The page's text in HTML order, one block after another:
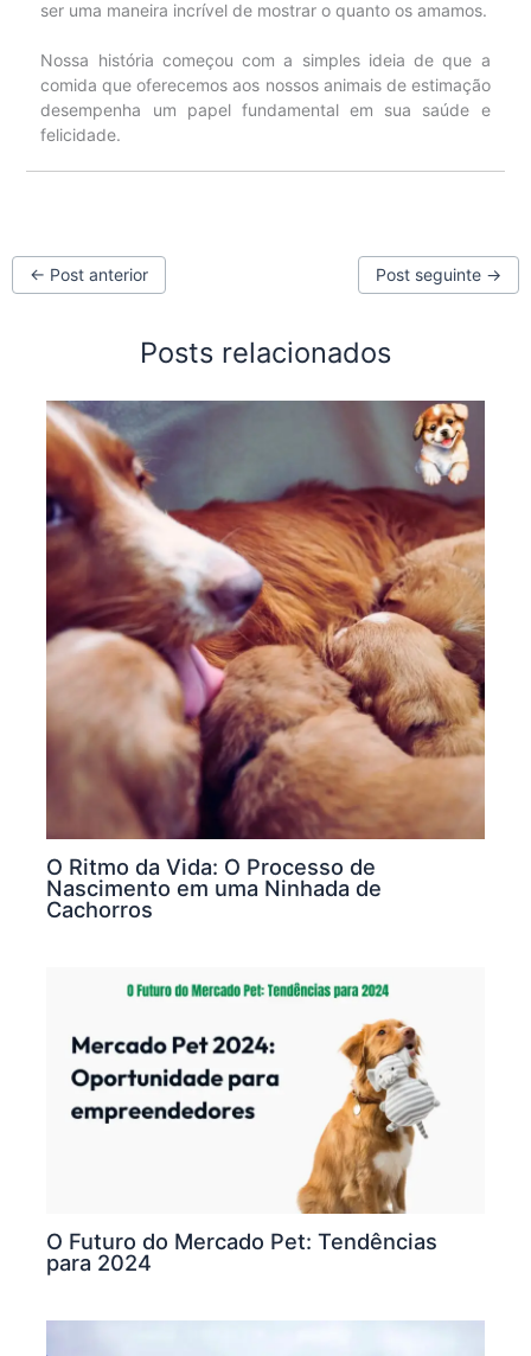
ser uma maneira incrível de mostrar o quanto os amamos.
Nossa história começou com a simples ideia de que a
comida que oferecemos aos nossos animais de estimação
desempenha um papel fundamental em sua saúde e
felicidade.
← Post anterior Post seguinte →
Posts relacionados
O Ritmo da Vida: O Processo de
Nascimento em uma Ninhada de
Cachorros
O Futuro do Mercado Pet: Tendências
para 2024